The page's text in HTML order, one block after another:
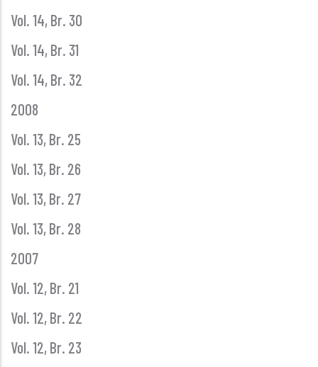
Vol. 14, Br. 30
Vol. 14, Br. 31
Vol. 14, Br. 32
2008
Vol. 13, Br. 25
Vol. 13, Br. 26
Vol. 13, Br. 27
Vol. 13, Br. 28
2007
Vol. 12, Br. 21
Vol. 12, Br. 22
Vol. 12, Br. 23